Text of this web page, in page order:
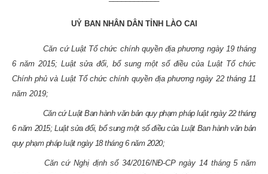
UỶ BAN NHÂN DÂN TỈNH LÀO CAI
Căn cứ Luật Tổ chức chính quyền địa phương ngày 19 tháng
6 năm 2015; Luật sửa đổi, bổ sung một số điều của Luật Tổ chức
Chính phủ và Luật Tổ chức chính quyền địa phương ngày 22 tháng 11
năm 2019;
Căn cứ Luật Ban hành văn bản quy phạm pháp luật ngày 22 tháng
6 năm 2015; Luật sửa đổi, bổ sung một số điều của Luật Ban hành văn bản
quy phạm pháp luật ngày 18 tháng 6 năm 2020;
Căn cứ Nghị định số 34/2016/NĐ-CP ngày 14 tháng 5 năm